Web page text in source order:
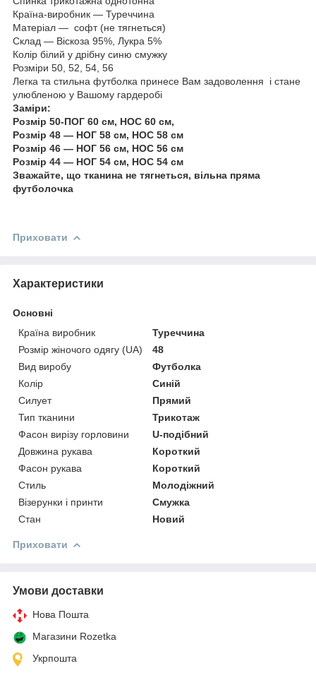
Країна-виробник — Туреччина
Матеріал — софт (не тягнеться)
Склад — Віскоза 95%, Лукра 5%
Колір білий у дрібну синю смужку
Розміри 50, 52, 54, 56
Легка та стильна футболка принесе Вам задоволення і стане
улюбленою у Вашому гардеробі
Заміри:
Розмір 50-ПОГ 60 см, НОС 60 см,
Розмір 48 — НОГ 58 см, НОС 58 см
Розмір 46 — НОГ 56 см, НОС 56 см
Розмір 44 — НОГ 54 см, НОС 54 см
Зважайте, що тканина не тягнеться, вільна пряма
футболочка
Приховати
Характеристики
Основні
Країна виробник
Туреччина
Розмір жіночого одягу (UA)
48
Вид виробу
Футболка
Колір
Синій
Силует
Прямий
Тип тканини
Трикотаж
Фасон вирізу горловини
U-подібний
Довжина рукава
Короткий
Фасон рукава
Короткий
Стиль
Молодіжний
Візерунки і принти
Смужка
Стан
Новий
Приховати
Умови доставки
Нова Пошта
Магазини Rozetka
Укрпошта